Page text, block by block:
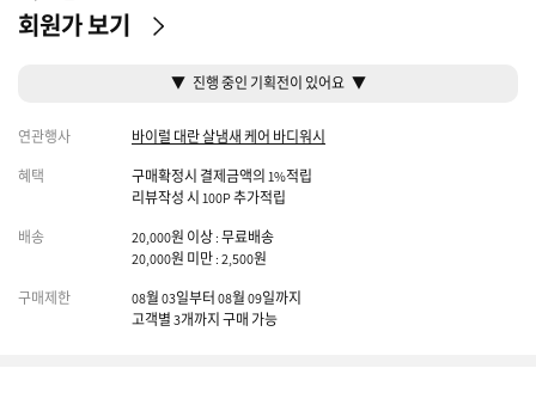
회원가 보기
▼ 진행 중인 기획전이 있어요 ▼
연관행사 바이럴 대란 살냄새 케어 바디워시
혜택
구매확정시 결제금액의 1%적립
리뷰작성 시 100P 추가적립
배송
20,000원 이상 : 무료배송
20,000원 미만 : 2,500원
구매제한
08월 03일부터 08월 09일까지
고객별 3개까지 구매 가능